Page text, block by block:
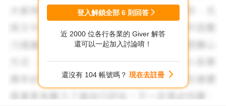
3.尋找解決方案：如果你對於與特定主管的工作關係感到不
通，或者尋找轉調部門的機會。
4.慎重決定：不要仓促作出決定。考慮所有後果和可能的影
響，包括你的專業聲譽和團隊關係。
登入解鎖全部 6 則回答
近 2000 位各行各業的 Giver 解答
還可以一起加入討論唷！
還沒有 104 帳號嗎？ 現在去註冊